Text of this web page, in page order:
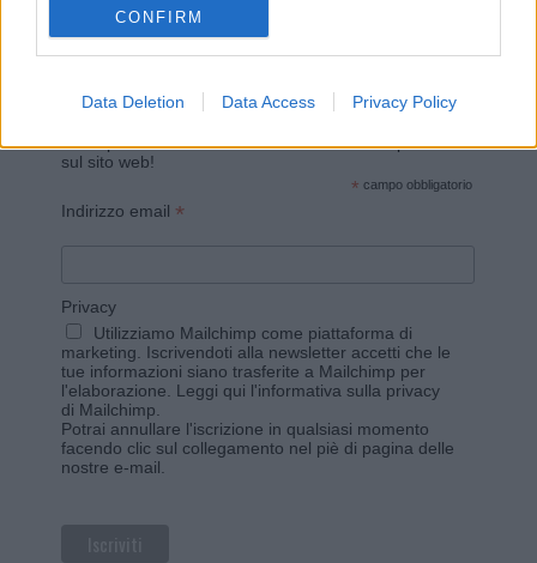
CONFIRM
Data Deletion Data Access Privacy Policy
email periodiche contenenti le ultime notizie pubblicate
sul sito web!
* campo obbligatorio
Indirizzo email *
Privacy
Utilizziamo Mailchimp come piattaforma di
marketing. Iscrivendoti alla newsletter accetti che le
tue informazioni siano trasferite a Mailchimp per
l'elaborazione. Leggi qui l'informativa sulla privacy
di Mailchimp
Potrai annullare l'iscrizione in qualsiasi momento
facendo clic sul collegamento nel piè di pagina delle
nostre e-mail.